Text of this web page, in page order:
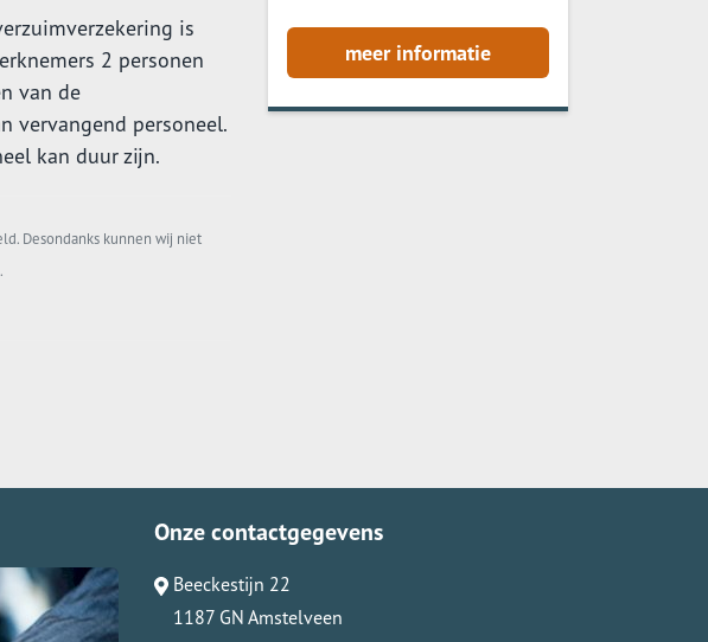
is
2 personen
van de
vervangend personeel.
kan duur zijn.
Desondanks kunnen wij niet
meer informatie
Onze contactgegevens
Beeckestijn 22
1187 GN Amstelveen